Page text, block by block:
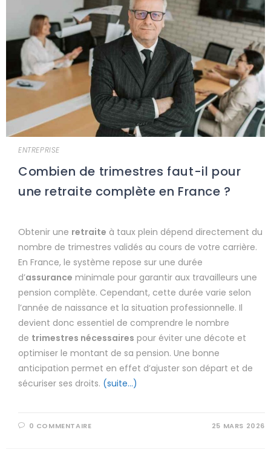
ENTREPRISE
Combien de trimestres faut-il pour
une retraite complète en France ?
Obtenir une retraite à taux plein dépend directement du
nombre de trimestres validés au cours de votre carrière.
En France, le système repose sur une durée
d’assurance minimale pour garantir aux travailleurs une
pension complète. Cependant, cette durée varie selon
l’année de naissance et la situation professionnelle. Il
devient donc essentiel de comprendre le nombre
de trimestres nécessaires pour éviter une décote et
optimiser le montant de sa pension. Une bonne
anticipation permet en effet d’ajuster son départ et de
sécuriser ses droits. (suite…)
0 COMMENTAIRE 25 MARS 2026